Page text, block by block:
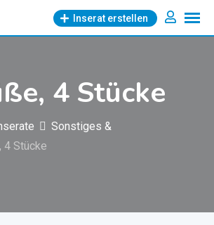
Inserat erstellen
4 Stücke
Sonstiges &
4 Stücke